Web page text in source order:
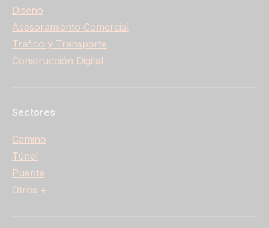
Diseño
Asesoramiento Comercial
Tráfico y Transporte
Construcción Digital
Sectores
Camino
Túnel
Puente
Otros +